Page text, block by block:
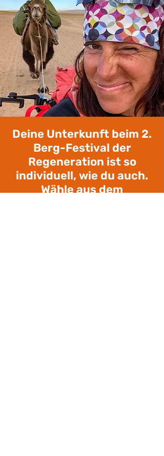
Deine Unterkunft beim 2.
Berg-Festival der
Regeneration ist so
individuell, wie du auch.
Wähle aus dem